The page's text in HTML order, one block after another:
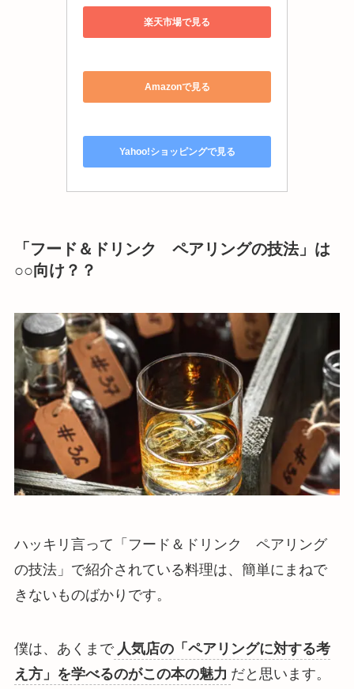
楽天市場で見る
Amazonで見る
Yahoo!ショッピングで見る
「 フード＆ドリンク ペアリングの技法」は
○○向け？？
ハッキリ言って「フード＆ドリンク ペアリング
の技法」で紹介されている料理は、簡単にまねで
きないものばかりです。
僕は、あくまで 人気店の「ペアリングに対する考
え方」を学べるのがこの本の魅力 だと思います。